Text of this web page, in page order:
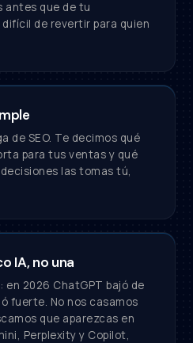
antes que de tu
de revertir para quien
de SEO. Te decimos qué
para tus ventas y qué
las tomas tú,
IA, no una
en 2026 ChatGPT bajó de
fuerte. No nos casamos
que aparezcas en
Perplexity y Copilot,